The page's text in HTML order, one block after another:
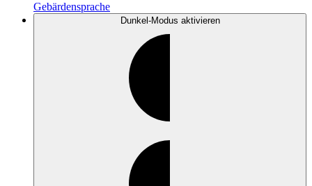
Gebärdensprache
Dunkel-Modus aktivieren